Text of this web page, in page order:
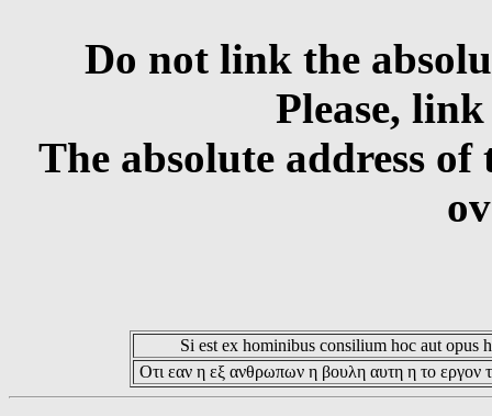
Do not link the
Please,
The absolute address
Si est ex hominibus consilium hoc aut opus
Οτι εαν η εξ ανθρωπων η βουλη αυτη η το εργον